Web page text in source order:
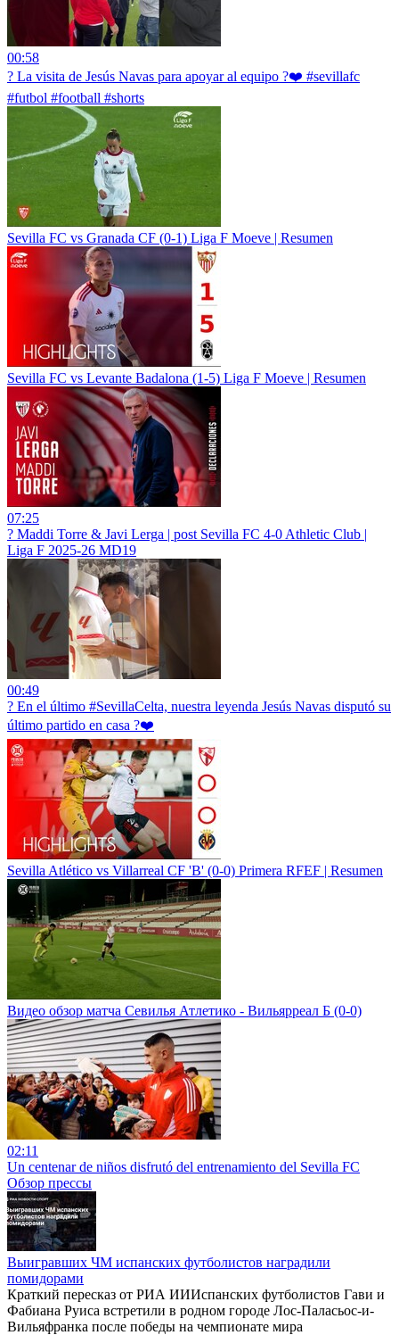
00:58
? La visita de Jesús Navas para apoyar al equipo ?❤️ #sevillafc
#futbol #football #shorts
Sevilla FC vs Granada CF (0-1) Liga F Moeve | Resumen
Sevilla FC vs Levante Badalona (1-5) Liga F Moeve | Resumen
07:25
?️ Maddi Torre & Javi Lerga | post Sevilla FC 4-0 Athletic Club |
Liga F 2025-26 MD19
00:49
?️ En el último #SevillaCelta, nuestra leyenda Jesús Navas disputó su
último partido en casa ?❤️
Sevilla Atlético vs Villarreal CF 'B' (0-0) Primera RFEF | Resumen
Видео обзор матча Севилья Атлетико - Вильярреал Б (0-0)
02:11
Un centenar de niños disfrutó del entrenamiento del Sevilla FC
Обзор прессы
Выигравших ЧМ испанских футболистов наградили
помидорами
Краткий пересказ от РИА ИИИспанских футболистов Гави и
Фабиана Руиса встретили в родном городе Лос-Паласьос-и-
Вильяфранка после победы на чемпионате мира